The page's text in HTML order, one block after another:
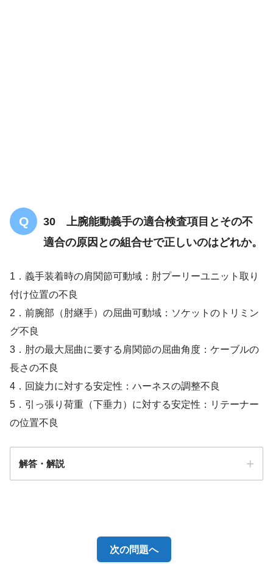
【OT専門のみ】関節リウマチについての
【OT/共通】FIMについての問題「まと
30 上腕能動義手の適合検査項目とその不
適合の原因との組合せで正しいのはどれか。
1．義手装着時の肩関節可動域：肘プーリーユニット取り
付け位置の不良
2．前腕部（肘継手）の屈曲可動域：ソケットのトリミン
グ不良
3．肘の最大屈曲に要する肩関節の屈曲角度：ケーブルの
長さの不良
4．回旋力に対する安定性：ハーネスの調整不良
5．引っ張り荷重（下垂力）に対する安定性：リテーナー
の位置不良
解答・解説
次の問題へ